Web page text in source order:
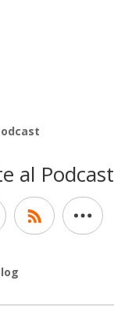
al Podcast